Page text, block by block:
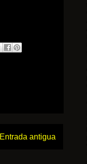
Entrada antigua